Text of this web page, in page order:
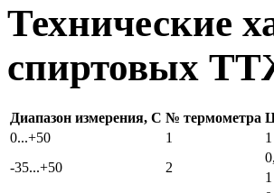
Технические
спиртовых
Диапазон измерения, С № термометра
0...+50
1 1
-35...+50
2
1